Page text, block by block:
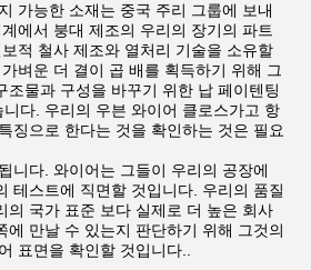
가능한 소재는 중국 주리 그룹에 보내
에서 붕대 제조의 우리의 장기의 파트
적 철사 제조와 열처리 기술을 소유할
벼운 더 결이 곱 배를 획득하기 위해 그
조물과 구성을 바꾸기 위한 납 페이텐팅
다. 우리의 우븐 와이어 클로스가고 항
징으로 한다는 것을 확인하는 것은 필요
니다. 와이어는 그들이 우리의 공장에
테스트에 직면할 것입니다. 우리의 품질
의 국가 표준 보다 실제로 더 높은 회사
에 만날 수 있는지 판단하기 위해 그것의
표면을 확인할 것입니다..